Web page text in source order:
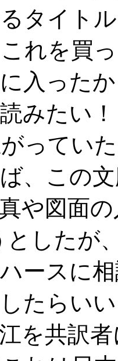
タイト
れを買
入った
みたい
ってい
、この
や図面
したが
ースに
たらい
を共訳